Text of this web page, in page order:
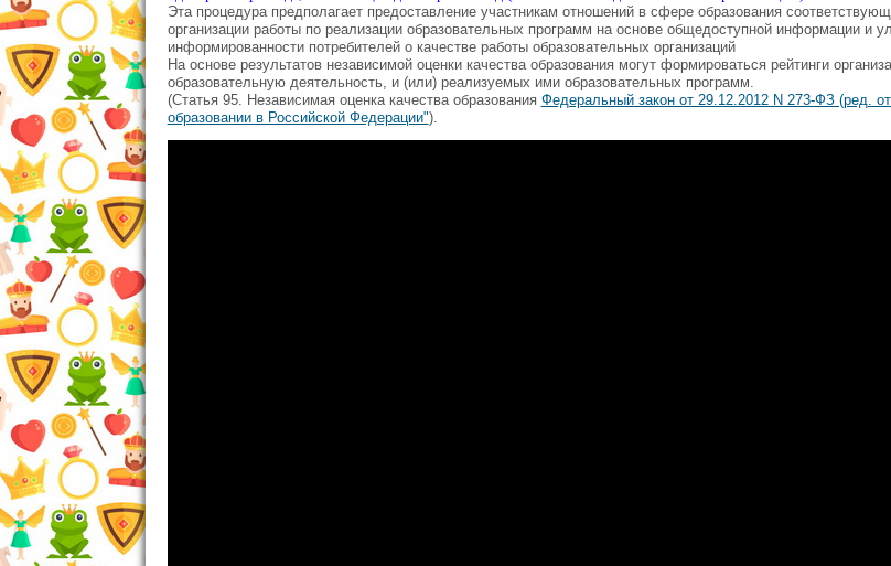
Эта процедура предполагает предоставление участникам отношений в сфере образования
организации работы по реализации образовательных программ на основе общедоступной информации и
информированности потребителей о качестве работы образовательных организаций
На основе результатов независимой оценки качества образования могут формироваться рейтинги
образовательную деятельность, и (или) реализуемых ими образовательных программ.
(Статья 95. Независимая оценка качества образования Федеральный закон от 29.12.2012 N 273-ФЗ (ред.
образовании в Российской Федерации").